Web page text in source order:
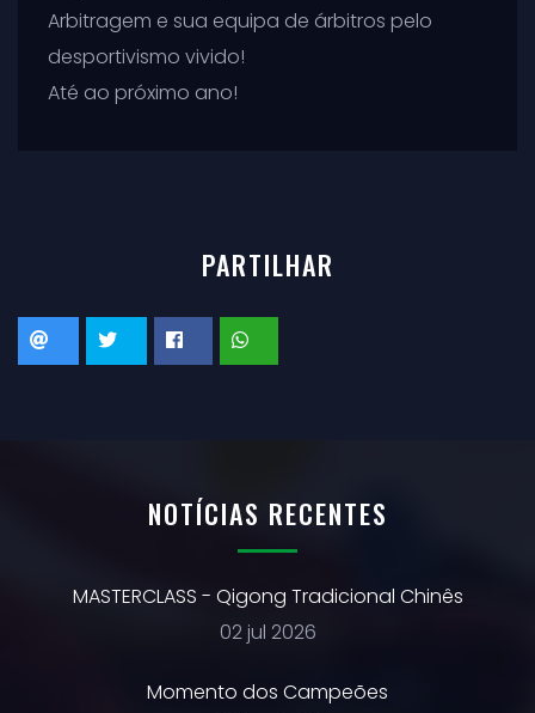
Arbitragem e sua equipa de árbitros pelo
desportivismo vivido!
Até ao próximo ano!
PARTILHAR
NOTÍCIAS RECENTES
MASTERCLASS - Qigong Tradicional Chinês
02 jul 2026
Momento dos Campeões